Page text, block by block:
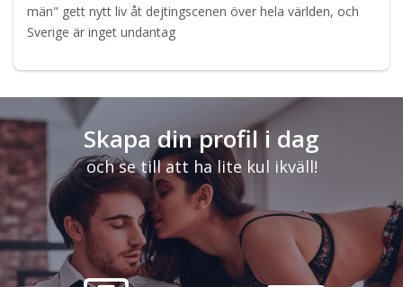
män" gett nytt liv åt dejtingscenen över hela världen, och
Sverige är inget undantag
Skapa din profil i dag
och se till att ha lite kul ikväll!